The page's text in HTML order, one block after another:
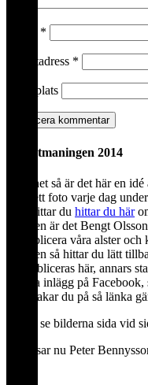
*
E-postadress *
Webbplats
Fotoutmaningen 2014
I korthet så är det här en
att ta ett foto varje dag
dem hittar du hittar du här
bloggen är det Bengt
att publicera våra alster
bloggen så hittar du lätt
återpubliceras här, annars
ut våra inlägg på
Och hakar du på så länka
Vill ni se bilderna sida vid
Vi hälsar nu Peter